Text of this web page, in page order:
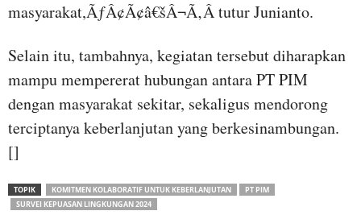
masyarakat,ÃƒÂ¢Ã¢â€šÂ¬Ã‚Â tutur Junianto.
Selain itu, tambahnya, kegiatan tersebut diharapkan
mampu mempererat hubungan antara PT PIM
dengan masyarakat sekitar, sekaligus mendorong
terciptanya keberlanjutan yang berkesinambungan.
[]
TOPIK KOMITMEN KOLABORATIF UNTUK KEBERLANJUTAN
PT PIM
SURVEI KEPUASAN LINGKUNGAN 2024